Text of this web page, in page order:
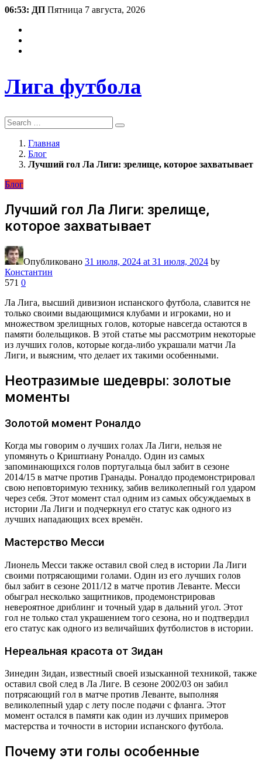
06:53: ДП Пятница 7 августа, 2026
Лига футбола
Search
Главная
Блог
Лучший гол Ла Лиги: зрелище, которое захватывает
Блог
Лучший гол Ла Лиги: зрелище,
которое захватывает
Опубликовано 31 июля, 2024 at 31 июля, 2024 by
Константин
571 0
Ла Лига, высший дивизион испанского футбола, славится не
только своими выдающимися клубами и игроками, но и
множеством зрелищных голов, которые навсегда остаются в
памяти болельщиков. В этой статье мы рассмотрим некоторые
из лучших голов, которые когда-либо украшали матчи Ла
Лиги, и выясним, что делает их такими особенными.
Неотразимые шедевры: золотые
моменты
Золотой момент Роналдо
Когда мы говорим о лучших голах Ла Лиги, нельзя не
упомянуть о Криштиану Роналдо. Один из самых
запоминающихся голов португальца был забит в сезоне
2014/15 в матче против Гранады. Роналдо продемонстрировал
свою неповторимую технику, забив великолепный гол ударом
через себя. Этот момент стал одним из самых обсуждаемых в
истории Ла Лиги и подчеркнул его статус как одного из
лучших нападающих всех времён.
Мастерство Месси
Лионель Месси также оставил свой след в истории Ла Лиги
своими потрясающими голами. Один из его лучших голов
был забит в сезоне 2011/12 в матче против Леванте. Месси
обыграл несколько защитников, продемонстрировав
невероятное дриблинг и точный удар в дальний угол. Этот
гол не только стал украшением того сезона, но и подтвердил
его статус как одного из величайших футболистов в истории.
Нереальная красота от Зидан
Зинедин Зидан, известный своей изысканной техникой, также
оставил свой след в Ла Лиге. В сезоне 2002/03 он забил
потрясающий гол в матче против Леванте, выполняя
великолепный удар с лету после подачи с фланга. Этот
момент остался в памяти как один из лучших примеров
мастерства и точности в истории испанского футбола.
Почему эти голы особенные